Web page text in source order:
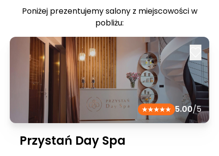
Poniżej prezentujemy salony z miejscowości w
pobliżu:
5.00/5
Przystań Day Spa